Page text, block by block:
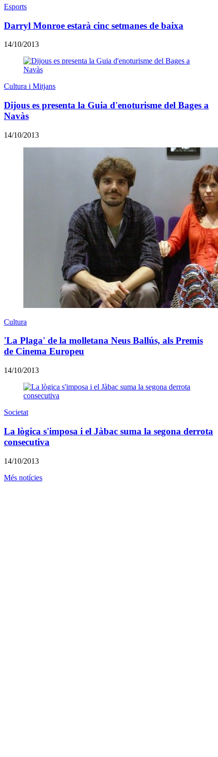
Esports
Darryl Monroe estarà cinc setmanes de baixa
14/10/2013
Cultura i Mitjans
Dijous es presenta la Guia d'enoturisme del Bages a
Navàs
14/10/2013
Cultura
'La Plaga' de la molletana Neus Ballús, als Premis
de Cinema Europeu
14/10/2013
Societat
La lògica s'imposa i el Jàbac suma la segona derrota
consecutiva
14/10/2013
Més notícies